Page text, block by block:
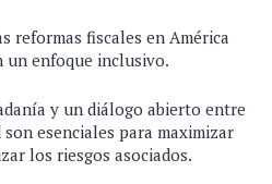
reformas fiscales en América
un enfoque inclusivo.
y un diálogo abierto entre
esenciales para maximizar
los riesgos asociados.